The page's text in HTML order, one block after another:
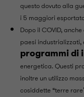
questo dovuto alla
i 5 maggiori
Dopo il COVID,
paesi industrializzati,
programmi di
energetica. Questi
inoltre un utilizzo
cosiddette “terre